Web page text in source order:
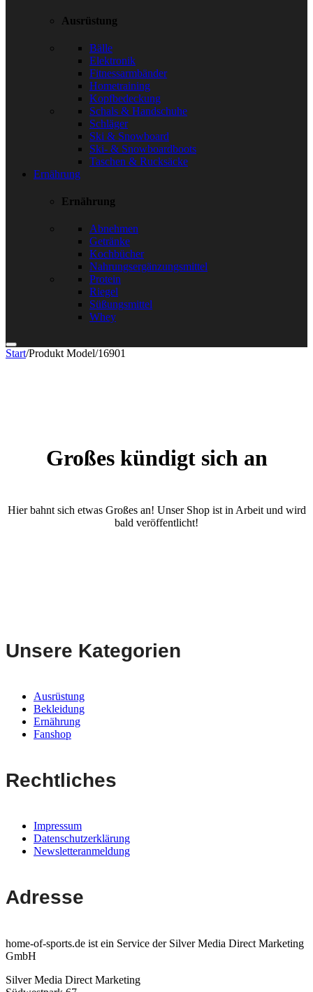
Ausrüstung
Bälle
Elektronik
Fitnessarmbänder
Hometraining
Kopfbedeckung
Schals & Handschuhe
Schläger
Ski & Snowboard
Ski- & Snowboardboots
Taschen & Rucksäcke
Ernährung
Ernährung
Abnehmen
Getränke
Kochbücher
Nahrungsergänzungsmittel
Protein
Riegel
Süßungsmittel
Whey
Start/Produkt Model/16901
Großes kündigt sich an
Hier bahnt sich etwas Großes an! Unser Shop ist in Arbeit und wird
bald veröffentlicht!
Unsere Kategorien
Ausrüstung
Bekleidung
Ernährung
Fanshop
Rechtliches
Impressum
Datenschutzerklärung
Newsletteranmeldung
Adresse
home-of-sports.de ist ein Service der Silver Media Direct Marketing
GmbH
Silver Media Direct Marketing